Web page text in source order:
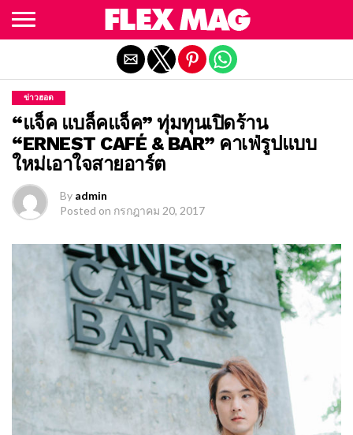
ข่าวฮอต
“แจ็ค แบล็คแจ็ค” ทุ่มทุนเปิดร้าน
“ERNEST CAFÉ & BAR” คาเฟ่รูปแบบ
ใหม่เอาใจสายอาร์ต
By admin
Posted on กรกฎาคม 20, 2017
Exit mobile version